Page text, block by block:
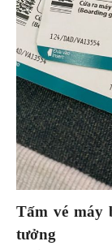
Tấm vé máy
tưởng